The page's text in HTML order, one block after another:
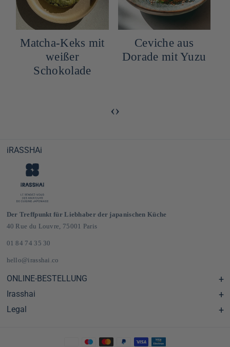
Matcha-Keks mit
weißer
Schokolade
Ceviche aus
Dorade mit Yuzu
‹›
iRASSHAi
Der Treffpunkt für Liebhaber der japanischen Küche
40 Rue du Louvre, 75001 Paris
01 84 74 35 30
hello@irasshai.co
ONLINE-BESTELLUNG
Hilfezentrum & FAQ
Lieferung und Versandkosten in Frankreich und Europa
Irasshai
Öffnungszeiten in der Rue du Louvre 40, Paris
Legal